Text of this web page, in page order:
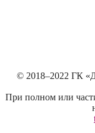
© 2018–2022 ГК
При полном или